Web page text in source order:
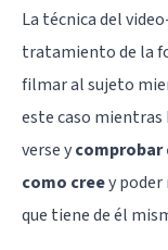
La técnica del
tratamiento de la
filmar al sujeto
este caso mientras
verse ycomprobar
como creey
que tiene de él